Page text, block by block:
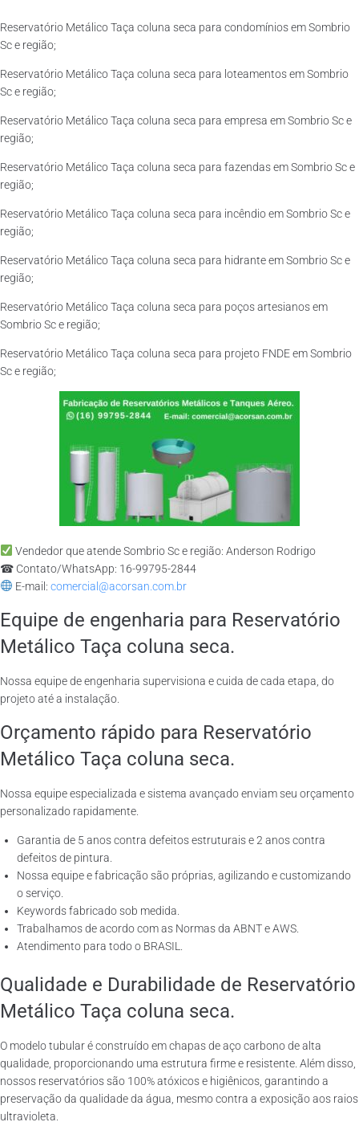
Reservatório Metálico Taça coluna seca para condomínios em Sombrio
Sc e região;
Reservatório Metálico Taça coluna seca para loteamentos em Sombrio
Sc e região;
Reservatório Metálico Taça coluna seca para empresa em Sombrio Sc e
região;
Reservatório Metálico Taça coluna seca para fazendas em Sombrio Sc e
região;
Reservatório Metálico Taça coluna seca para incêndio em Sombrio Sc e
região;
Reservatório Metálico Taça coluna seca para hidrante em Sombrio Sc e
região;
Reservatório Metálico Taça coluna seca para poços artesianos em
Sombrio Sc e região;
Reservatório Metálico Taça coluna seca para projeto FNDE em Sombrio
Sc e região;
Vendedor que atende Sombrio Sc e região: Anderson Rodrigo
☎ Contato/WhatsApp: 16-99795-2844
E-mail: comercial@acorsan.com.br
Equipe de engenharia para Reservatório
Metálico Taça coluna seca.
Nossa equipe de engenharia supervisiona e cuida de cada etapa, do
projeto até a instalação.
Orçamento rápido para Reservatório
Metálico Taça coluna seca.
Nossa equipe especializada e sistema avançado enviam seu orçamento
personalizado rapidamente.
Garantia de 5 anos contra defeitos estruturais e 2 anos contra
defeitos de pintura.
Nossa equipe e fabricação são próprias, agilizando e customizando
o serviço.
Keywords fabricado sob medida.
Trabalhamos de acordo com as Normas da ABNT e AWS.
Atendimento para todo o BRASIL.
Qualidade e Durabilidade de Reservatório
Metálico Taça coluna seca.
O modelo tubular é construído em chapas de aço carbono de alta
qualidade, proporcionando uma estrutura firme e resistente. Além disso,
nossos reservatórios são 100% atóxicos e higiênicos, garantindo a
preservação da qualidade da água, mesmo contra a exposição aos raios
ultravioleta.